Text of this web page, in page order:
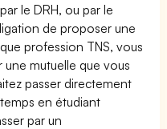
le DRH, ou par le
de proposer une
profession TNS, vous
une mutuelle que vous
passer directement
en étudiant
par un